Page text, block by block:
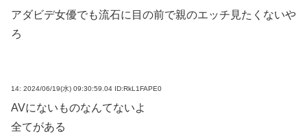
アダビデ女優でも流石に目の前で親のエッチ見たくないや
ろ
14: 2024/06/19(水) 09:30:59.04 ID:RkL1FAPE0
AVにないものなんてないよ
全てがある